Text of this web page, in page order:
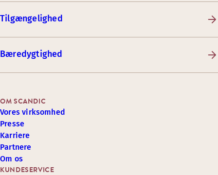
Tilgængelighed
Bæredygtighed
KUNDESERVICE
OM SCANDIC
Vores virksomhed
Presse
Karriere
Partnere
Om os